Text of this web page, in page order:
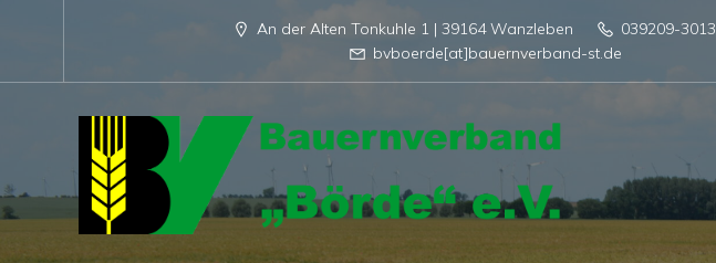
An der Alten Tonkuhle 1 | 39164 Wanzleben
039209-3013
bvboerde[at]bauernverband-st.de